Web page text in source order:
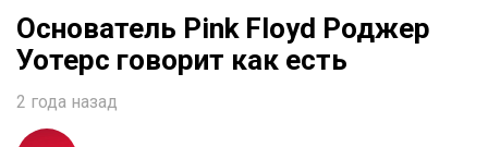
Основатель Pink Floyd Роджер
Уотерс говорит как есть
2 года назад